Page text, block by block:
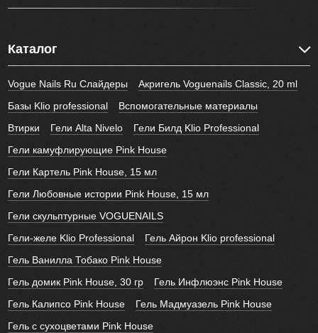
Каталог
Vogue Nails Ru Слайдеры
Акригель Voguenails Classic, 20 ml
Базы Klio professional
Вспомогательные материалы
Втирки
Гели Alta Nivelo
Гели Билд Klio Professional
Гели камуфлирующие Pink House
Гели Картель Pink House, 15 мл
Гели Любовные истории Pink House, 15 мл
Гели скульптурные VOGUENAILS
Гели-желе Klio Professional
Гель Айрон Klio professional
Гель Ванилла Тобако Pink House
Гель домик Pink House, 30 гр
Гель Инфлюэнс Pink House
Гель Калипсо Pink House
Гель Мадмуазель Pink House
Гель с сухоцветами Pink House